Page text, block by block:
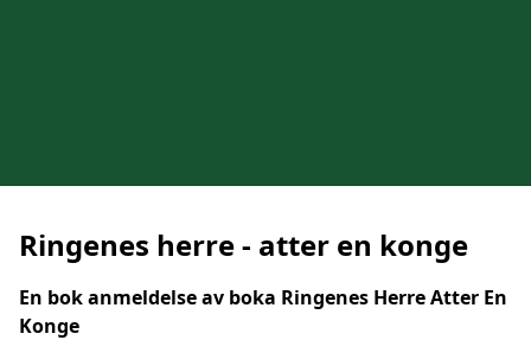
Ringenes herre - atter en konge
En bok anmeldelse av boka Ringenes Herre Atter En
Konge